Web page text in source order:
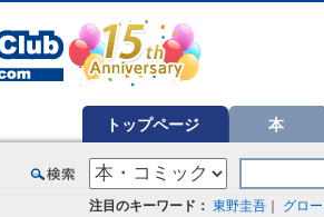
トップページ 本
注目のキーワード： 東野圭吾 グロ